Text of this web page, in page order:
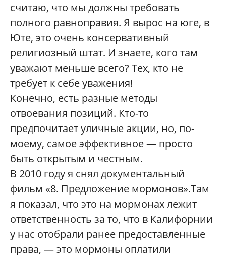
считаю, что мы должны требовать
полного равноправия. Я вырос на юге, в
Юте, это очень консервативный
религиозный штат. И знаете, кого там
уважают меньше всего? Тех, кто не
требует к себе уважения!
Конечно, есть разные методы
отвоевания позиций. Кто-то
предпочитает уличные акции, но, по-
моему, самое эффективное — просто
быть открытым и честным.
В 2010 году я снял документальный
фильм «8. Предложение мормонов».Там
я показал, что это на мормонах лежит
ответственность за то, что в Калифорнии
у нас отобрали ранее предоставленные
права, — это мормоны оплатили